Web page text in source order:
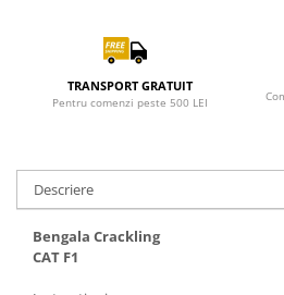
TRANSPORT GRATUIT
Pentru comenzi peste 500 LEI
Descriere
Bengala Crackling
CAT F1